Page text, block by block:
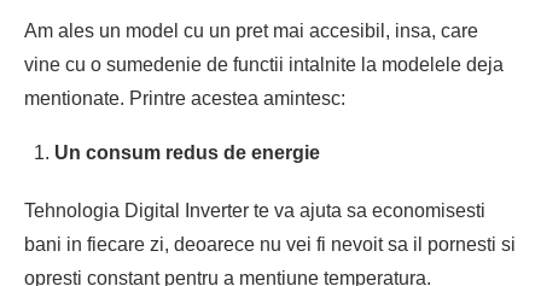
Am ales un model cu un pret mai accesibil, insa, care
vine cu o sumedenie de functii intalnite la modelele deja
mentionate. Printre acestea amintesc:
Un consum redus de energie
Tehnologia Digital Inverter te va ajuta sa economisesti
bani in fiecare zi, deoarece nu vei fi nevoit sa il pornesti si
opresti constant pentru a mentiune temperatura.